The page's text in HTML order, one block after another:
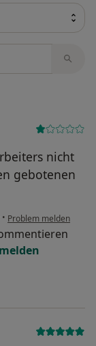
nicht
gebotenen
• Problem melden